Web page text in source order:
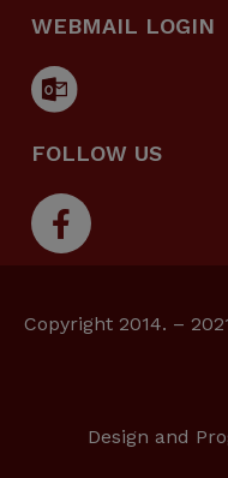
WEBMAIL LOGIN
FOLLOW US
Copyright 2014. –
Design and